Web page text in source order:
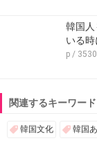
韓国人
いる
p /
関連するキーワード
韓国文化 韓国